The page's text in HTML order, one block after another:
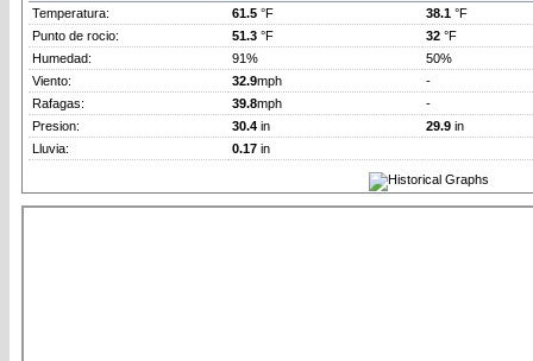
Temperatura:
61.5 °F 38.1 °F
Punto de rocio:
51.3 °F 32 °F
Humedad:
91%
50%
Viento:
32.9mph
-
Rafagas:
39.8mph
-
Presion:
30.4 in 29.9 in
Lluvia:
0.17 in